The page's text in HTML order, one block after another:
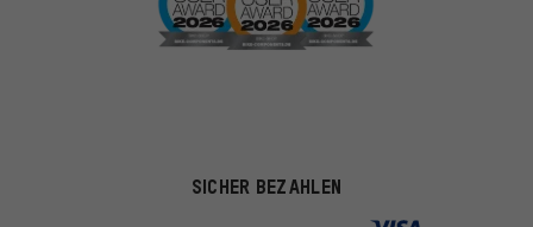
SICHER BEZAHLEN